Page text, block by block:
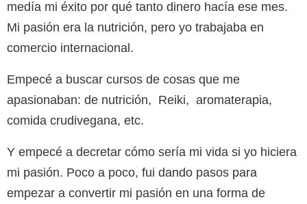
medía mi éxito por qué tanto dinero hacía ese mes.
Mi pasión era la nutrición, pero yo trabajaba en
comercio internacional.
Empecé a buscar cursos de cosas que me
apasionaban: de nutrición, Reiki, aromaterapia,
comida crudivegana, etc.
Y empecé a decretar cómo sería mi vida si yo hiciera
mi pasión. Poco a poco, fui dando pasos para
empezar a convertir mi pasión en una forma de